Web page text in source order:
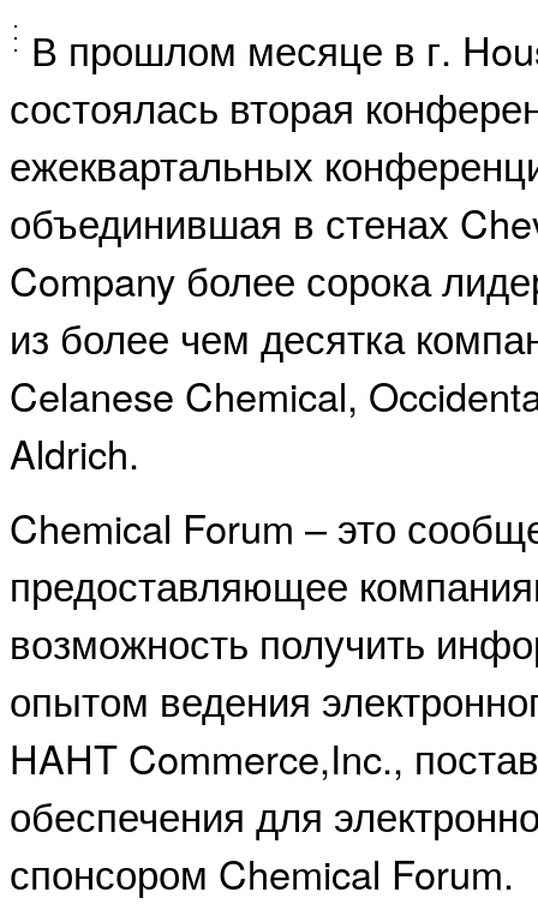
В прошлом месяце в г.
состоялась вторая
ежеквартальных
объединившая в стенах
Company более сорока
из более чем десятка
Celanese Chemical,
Aldrich.
Chemical Forum – это
предоставляющее
возможность получить
опытом ведения
HAHT Commerce,Inc.,
обеспечения для
спонсором Chemical Forum.